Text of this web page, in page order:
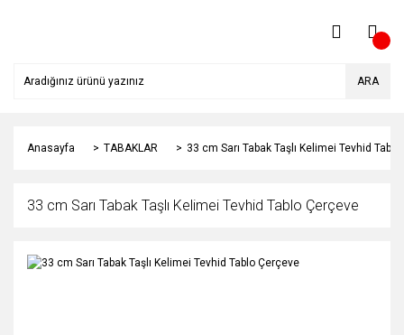
ARA
Anasayfa TABAKLAR 33 cm Sarı Tabak Taşlı Kelimei Tevhid
33 cm Sarı Tabak Taşlı Kelimei Tevhid Tablo Çerçeve